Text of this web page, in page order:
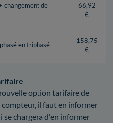
changement de
66,92
€
en triphasé
158,75
€
option tarifaire de
il faut en informer
chargera d'en informer